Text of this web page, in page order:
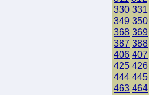
330 331
349 350
368 369
387 388
406 407
425 426
444 445
463 464